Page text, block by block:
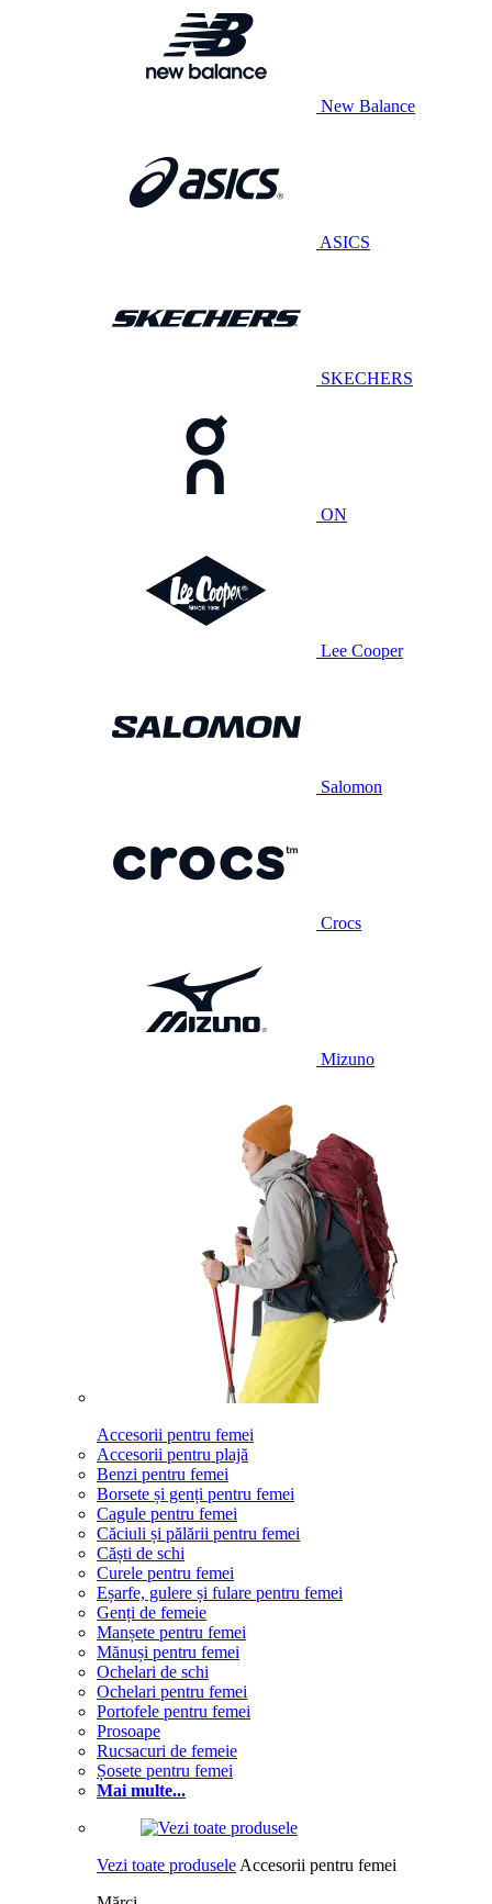
New Balance
ASICS
SKECHERS
ON
Lee Cooper
Salomon
Crocs
Mizuno
Accesorii pentru femei
Accesorii pentru plajă
Benzi pentru femei
Borsete și genți pentru femei
Cagule pentru femei
Căciuli și pălării pentru femei
Căști de schi
Curele pentru femei
Eșarfe, gulere și fulare pentru femei
Genți de femeie
Manșete pentru femei
Mănuși pentru femei
Ochelari de schi
Ochelari pentru femei
Portofele pentru femei
Prosoape
Rucsacuri de femeie
Șosete pentru femei
Mai multe...
Vezi toate produsele Accesorii pentru femei